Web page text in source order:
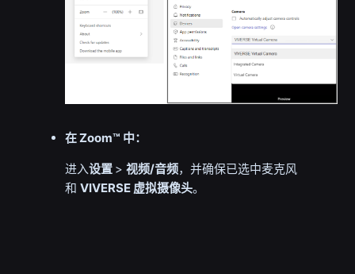
在Zoom™ 中：
进入设置 >视频/音频，并确保已选中麦克风
和VIVERSE 虚拟摄像头。